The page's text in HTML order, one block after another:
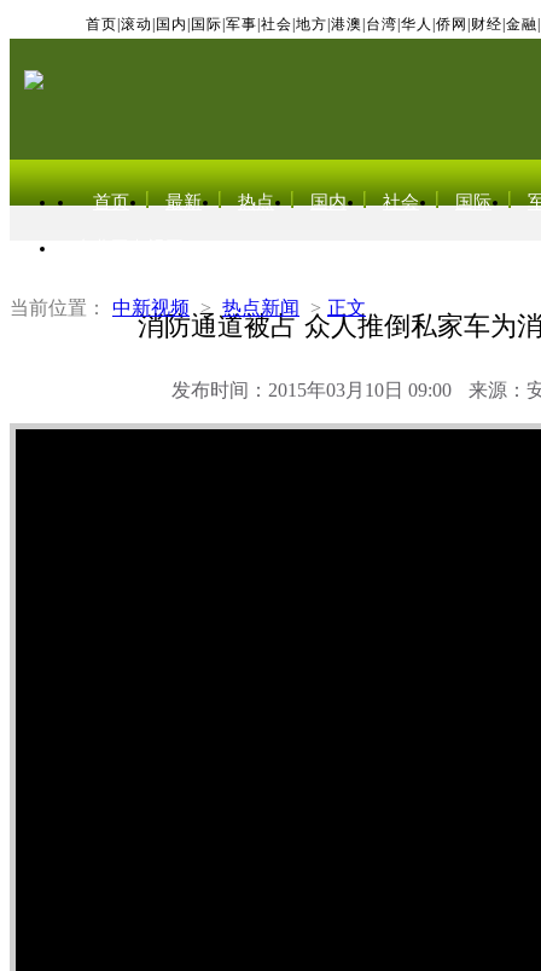
首页 滚动 国内 国际 军事 社会 地方 港澳 台湾 华人 侨网 财经 金融
首页 最新 热点 国内 社会 国际
当前位置： 中新视频 > 热点新闻 > 正文
消防通道被占 众人推倒私家车为
发布时间：2015年03月10日 09:00 来源：